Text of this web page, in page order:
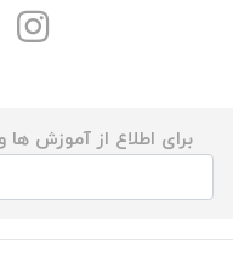
برای اطلاع از آموزش ها